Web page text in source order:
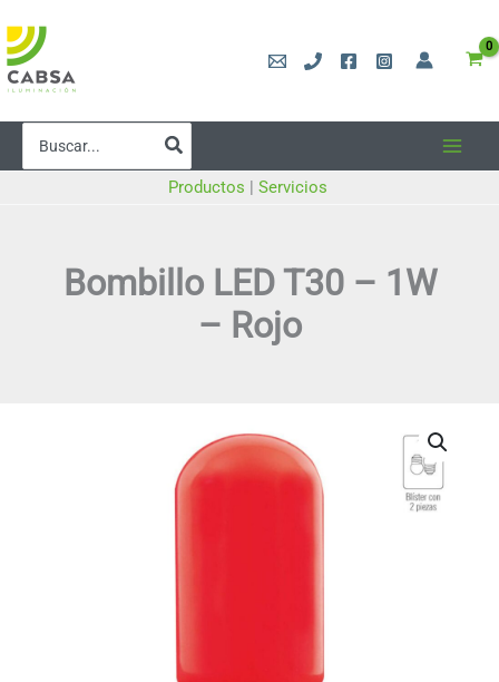
al
contenido
por:
Productos | Servicios
Bombillo LED T30 – 1W
– Rojo